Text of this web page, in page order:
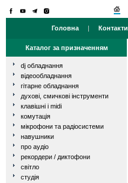
Головна | Контакти
Каталог за призначенням
dj обладнання
відеообладнання
гітарне обладнання
духові, смичкові інструменти
клавішні і midi
комутація
мікрофони та радіосистеми
навушники
про аудіо
рекордери / диктофони
світло
студія